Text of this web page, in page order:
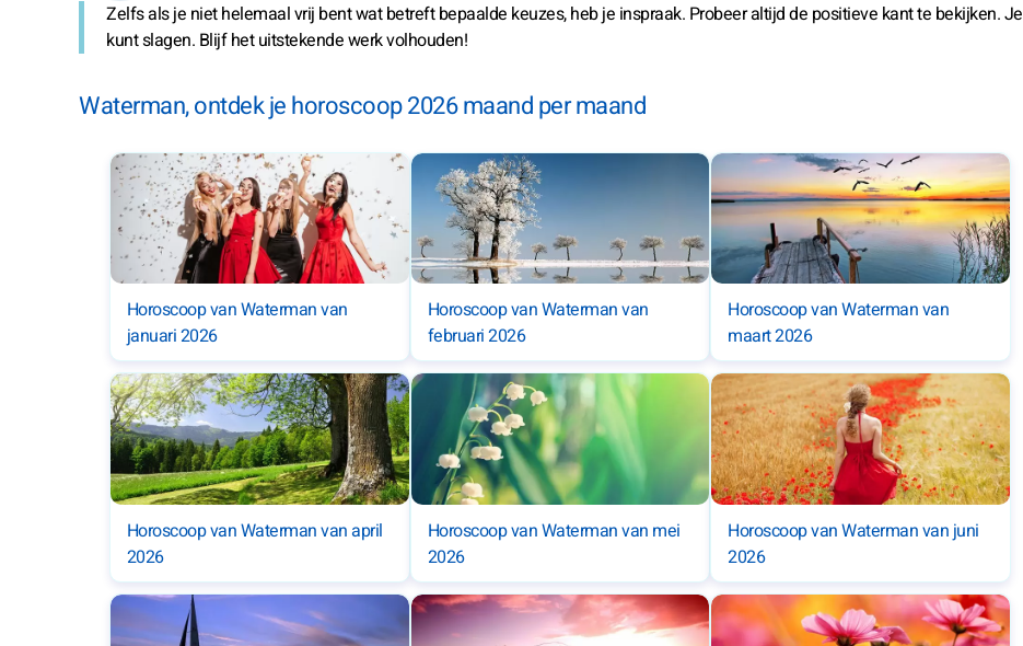
Zelfs als je niet helemaal vrij bent wat betreft bepaalde keuzes, heb je inspraak. Probeer altijd de positieve kant te bekijken. Je
kunt slagen. Blijf het uitstekende werk volhouden!
Waterman, ontdek je horoscoop 2026 maand per maand
Horoscoop van Waterman van
januari 2026
Horoscoop van Waterman van
februari 2026
Horoscoop van Waterman van
maart 2026
Horoscoop van Waterman van april
2026
Horoscoop van Waterman van mei
2026
Horoscoop van Waterman van juni
2026